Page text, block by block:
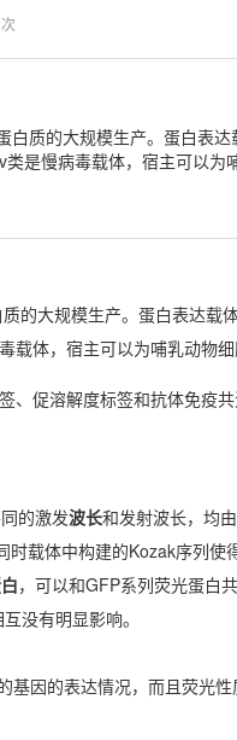
白质的大规模生产。蛋白表
是慢病毒载体，宿主可以为
的大规模生产。蛋白表达载
体，宿主可以为哺乳动物细
、促溶解度标签和抗体免疫共
的激发波长和发射波长，均
载体中构建的Kozak序列使
，可以和GFP系列荧光蛋白
没有明显影响。
基因的表达情况，而且荧光